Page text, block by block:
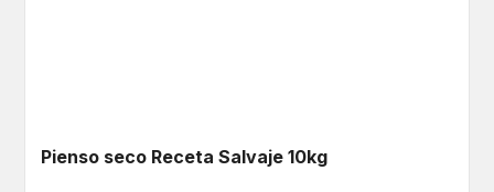
Pienso seco Receta Salvaje 10kg